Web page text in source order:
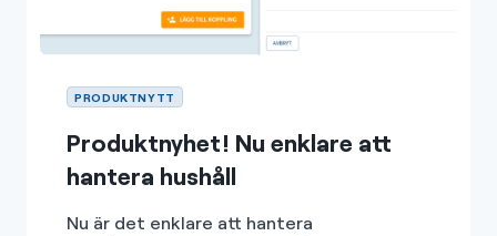
PRODUKTNYTT
Produktnyhet! Nu enklare att
hantera hushåll
Nu är det enklare att hantera